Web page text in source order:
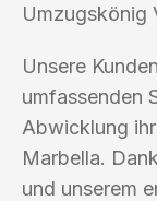
Umzugskönig
Unsere
umfassenden
Abwicklung
Marbella.
und unserem